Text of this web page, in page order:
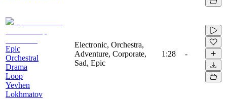
Epic
Orchestral
Drama
Loop
Yevhen
Lokhmatov
Electronic, Orchestra,
Adventure, Corporate,
Sad, Epic
1:28 -